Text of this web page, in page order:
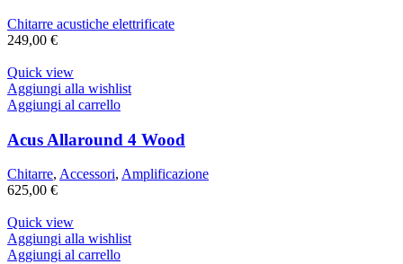
Chitarre acustiche elettrificate
249,00 €
Quick view
Aggiungi alla wishlist
Aggiungi al carrello
Acus Allaround 4 Wood
Chitarre, Accessori, Amplificazione
625,00 €
Quick view
Aggiungi alla wishlist
Aggiungi al carrello